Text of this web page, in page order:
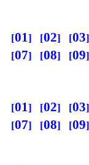
01 02 03
07
08 09
01 02 03
07
08 09